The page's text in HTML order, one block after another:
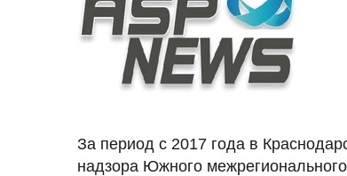
За период с 2017 года в
надзора Южного